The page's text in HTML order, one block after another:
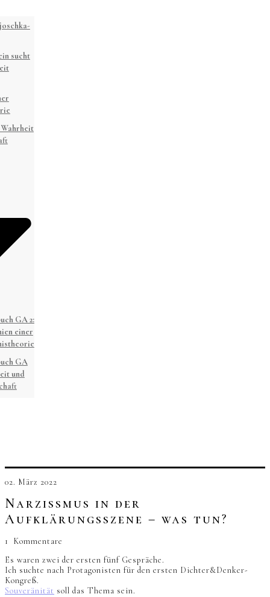
sucht
GA 2:
einer
GA
und
02. März 2022
Narzissmus in der
Aufklärungsszene – was tun?
1
Kommentare
Es waren zwei der ersten fünf Gespräche.
Ich suchte nach Protagonisten für den ersten Dichter&Denker-
Kongreß.
Souveränität soll das Thema sein.